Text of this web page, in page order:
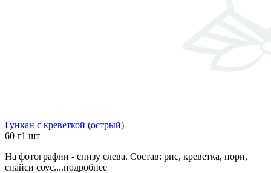
Гункан с креветкой (острый)
60 г1 шт
На фотографии - снизу слева. Состав: рис, креветка, нори,
спайси соус....подробнее